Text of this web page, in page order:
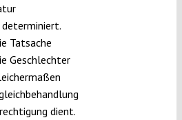
Tatsache
Geschlechter
dient.